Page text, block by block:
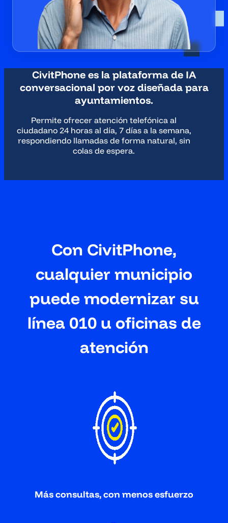
CivitPhone es la plataforma de IA
conversacional por voz diseñada para
ayuntamientos.
Permite ofrecer atención telefónica al
ciudadano 24 horas al día, 7 días a la semana,
respondiendo llamadas de forma natural, sin
colas de espera.
Con CivitPhone,
cualquier municipio
puede modernizar su
línea 010 u oficinas de
atención
Más consultas, con menos esfuerzo